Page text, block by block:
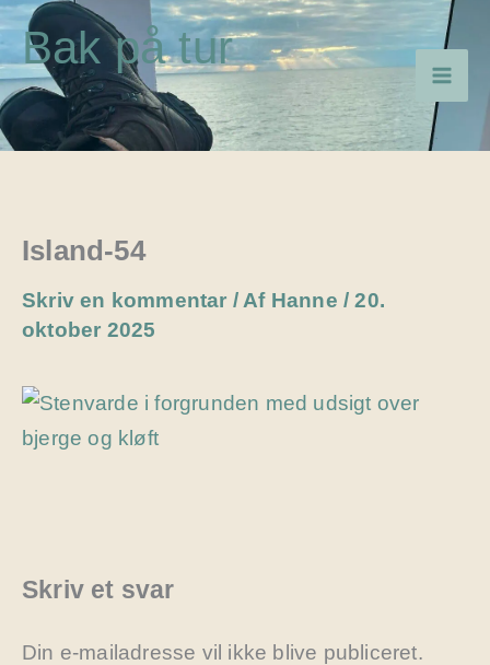
Gå
til
indholdet
Bak på tur
Island-54
Skriv en kommentar / Af Hanne/20.
oktober 2025
Skriv et svar
Din e-mailadresse vil ikke blive publiceret.